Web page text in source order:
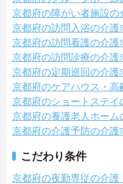
京都府の障がい者施設の
京都府の訪問入浴の介護
京都府の訪問看護の介護
京都府の訪問診療の介護
京都府の定期巡回の介護
京都府のケアハウス・高
京都府のショートステイ
京都府の養護老人ホーム
京都府の介護予防の介護
こだわり条件
京都府の夜勤専従の介護